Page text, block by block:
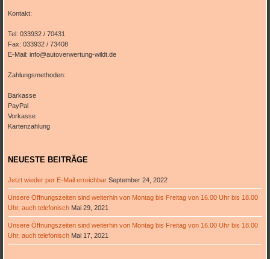
Kontakt:
Tel: 033932 / 70431
Fax: 033932 / 73408
E-Mail: info@autoverwertung-wildt.de
Zahlungsmethoden:
Barkasse
PayPal
Vorkasse
Kartenzahlung
NEUESTE BEITRÄGE
Jetzt wieder per E-Mail erreichbar September 24, 2022
Unsere Öffnungszeiten sind weiterhin von Montag bis Freitag von 16.00 Uhr bis 18.00
Uhr, auch telefonisch Mai 29, 2021
Unsere Öffnungszeiten sind weiterhin von Montag bis Freitag von 16.00 Uhr bis 18.00
Uhr, auch telefonisch Mai 17, 2021